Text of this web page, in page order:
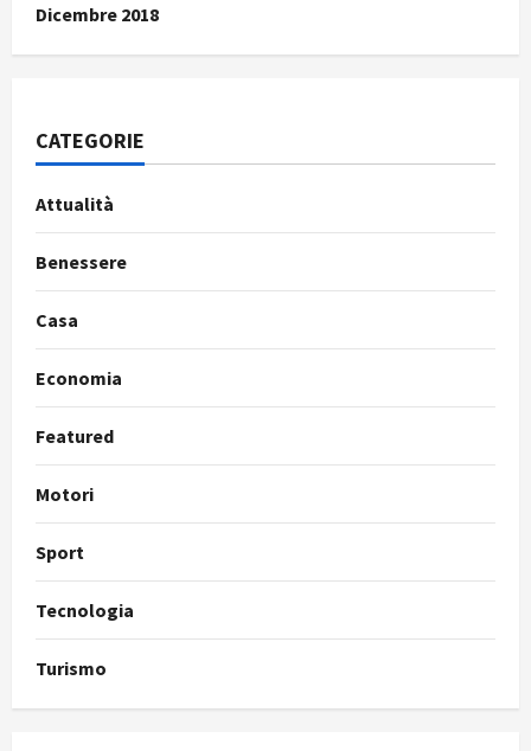
Dicembre 2018
CATEGORIE
Attualità
Benessere
Casa
Economia
Featured
Motori
Sport
Tecnologia
Turismo